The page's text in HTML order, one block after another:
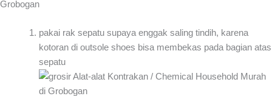
pakai rak sepatu supaya enggak saling tindih, karena
kotoran di outsole shoes bisa membekas pada bagian atas
sepatu